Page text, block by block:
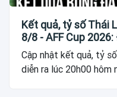
Kết quả, tỷ số Thái
8/8 - AFF Cup
Cập nhật kết quả, tỷ
diễn ra lúc 20h00 hôm